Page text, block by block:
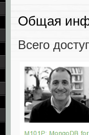
Общая
Всего